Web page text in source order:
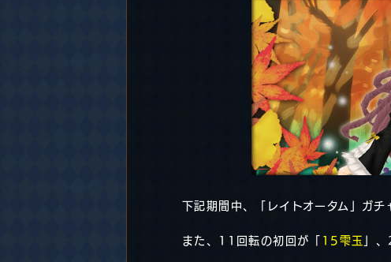
下記期間中、「レイトオータム」ガチ
また、11回転の初回が「 15雫玉 」